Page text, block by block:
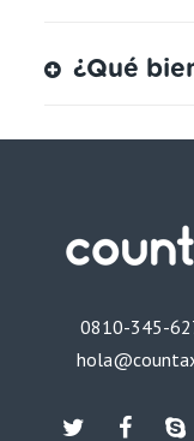
¿Qué
0810-345-
Twiter